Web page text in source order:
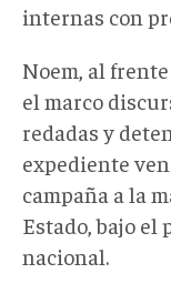
internas con
Noem, al
el marco
redadas y
expediente
campaña a la
Estado, bajo el
nacional.